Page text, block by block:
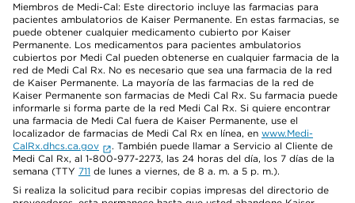
Miembros de Medi-Cal: Este directorio incluye las farmacias para
pacientes ambulatorios de Kaiser Permanente. En estas farmacias, se
puede obtener cualquier medicamento cubierto por Kaiser
Permanente. Los medicamentos para pacientes ambulatorios
cubiertos por Medi Cal pueden obtenerse en cualquier farmacia de la
red de Medi Cal Rx. No es necesario que sea una farmacia de la red
de Kaiser Permanente. La mayoría de las farmacias de la red de
Kaiser Permanente son farmacias de Medi Cal Rx. Su farmacia puede
informarle si forma parte de la red Medi Cal Rx. Si quiere encontrar
una farmacia de Medi Cal fuera de Kaiser Permanente, use el
localizador de farmacias de Medi Cal Rx en línea, en www.Medi-
CalRx.dhcs.ca.gov
. También puede llamar a Servicio al Cliente de
Medi Cal Rx, al 1-800-977-2273, las 24 horas del día, los 7 días de la
semana (TTY 711 de lunes a viernes, de 8 a. m. a 5 p. m.).
Si realiza la solicitud para recibir copias impresas del directorio de